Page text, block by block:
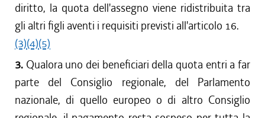
diritto, la quota dell'assegno viene ridistribuita tra
gli altri figli aventi i requisiti previsti all'articolo 16.
(3)(4)(5)
3. Qualora uno dei beneficiari della quota entri a far
parte del Consiglio regionale, del Parlamento
nazionale, di quello europeo o di altro Consiglio